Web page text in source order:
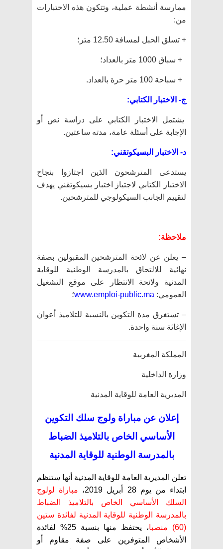
ممارسة أنشطة عملية، وتتكون هذه الاختبارات
من:
+ تسلق الحبل لمسافة 12.50 متر؛
+ سباق 1000 متر بالعداد؛
+ سباحة 100 متر حرة بالعداد.
ج- الاختبار الكتابي:
يشتمل الاختبار الكتابي على دراسة نص أو
الإجابة على أسئلة عامة، مدته ساعتين.
د- الاختبار البسيكوتقني:
يستدعى المترشحون الذين اجتازوا بنجاح
الاختبار الكتابي لاجتياز اختبار بسيكوتقني يهدف
لتقييم الجانب السيكولوجي للمترشحين.
ملاحظة:
– يعلن عن لائحة المترشحين المقبولين بصفة
نهائية للالتحاق بالمدرسة الوطنية للوقاية
المدنية ولائحة الانتظار على موقع التشغيل
العمومي:
؛
– تستغرق مدة التكوين بالنسبة للتلاميذ أعوان
الإغاثة سنة واحدة.
المملكة المغربية
وزارة الداخلية
المديرية العامة للوقاية المدنية
إعلان عن مباراة ولوج سلك التكوين
الأساسي الخاص بالتلاميذ الضباط
بالمدرسة الوطنية للوقاية المدنية
تعلن المديرية العامة للوقاية المدنية أنها ستنظم
ابتداء من يوم 28 أبريل 2019،
مباراة لولوج
السلك الأساسي الخاص بالتلاميذ الضباط
بالمدرسة الوطنية للوقاية المدنية لفائدة ستين
(60) منصبا
، يحتفظ منها بنسبة 25% لفائدة
الأشخاص المتوفرين على صفة مقاوم أو